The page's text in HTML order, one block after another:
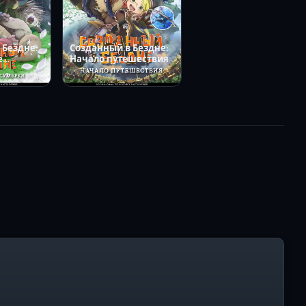
Созданный в Бездне:
Начало путешествия
2019